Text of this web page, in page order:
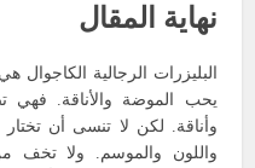
نهاية المقال
البليزرات الرجالية
يحب الموضة والأناقة. فهي
وأناقة. لكن لا تنسى أن
واللون والموسم. ولا تخف من